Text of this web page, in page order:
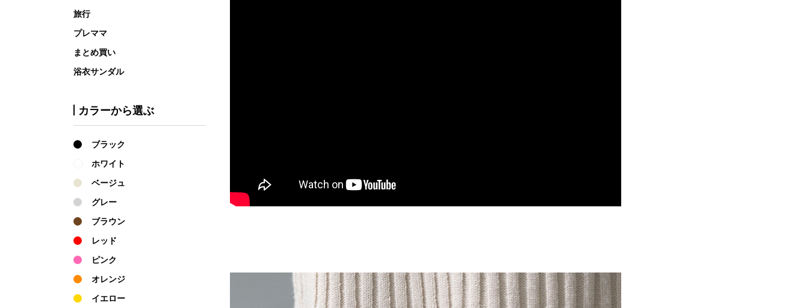
旅行
プレママ
まとめ買い
浴衣サンダル
カラーから選ぶ
ブラック
ホワイト
ベージュ
グレー
ブラウン
レッド
ピンク
オレンジ
イエロー